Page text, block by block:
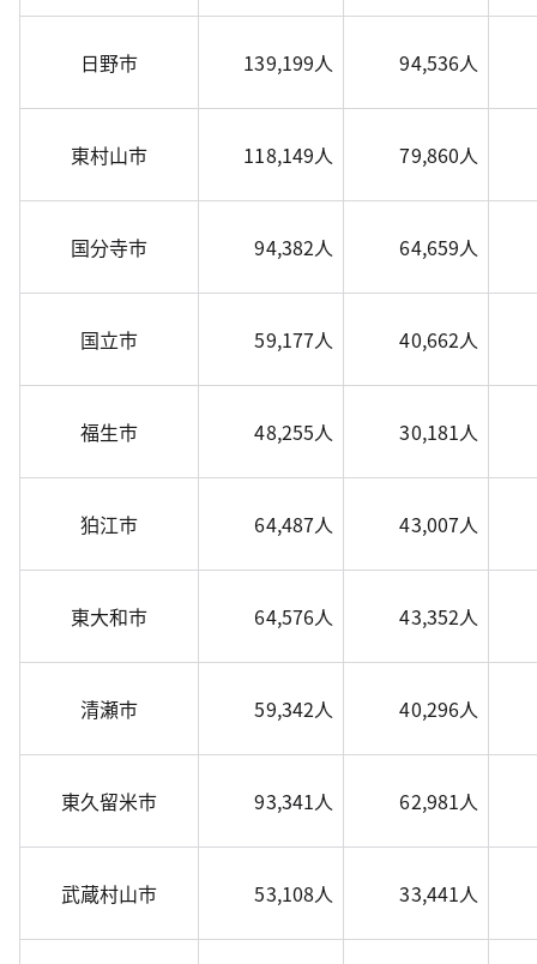
日野市 139,199人 94,536人
東村山市 118,149人 79,860人
国分寺市 94,382人 64,659人
国立市 59,177人 40,662人
福生市 48,255人 30,181人
狛江市 64,487人 43,007人
東大和市 64,576人 43,352人
清瀬市 59,342人 40,296人
東久留米市 93,341人 62,981人
武蔵村山市 53,108人 33,441人